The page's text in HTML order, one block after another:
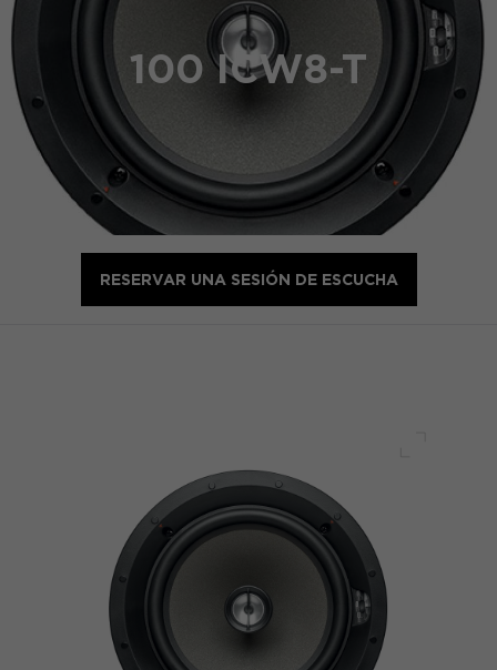
100 ICW8-T
RESERVAR UNA SESIÓN DE ESCUCHA